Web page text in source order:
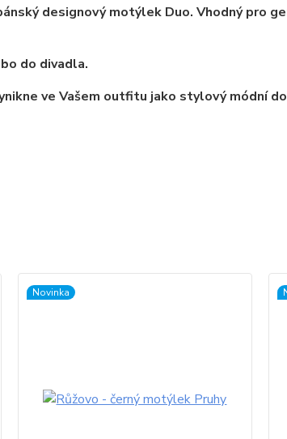
designový motýlek Duo. Vhodný pro
do divadla.
ve Vašem outfitu jako stylový módní
Novinka